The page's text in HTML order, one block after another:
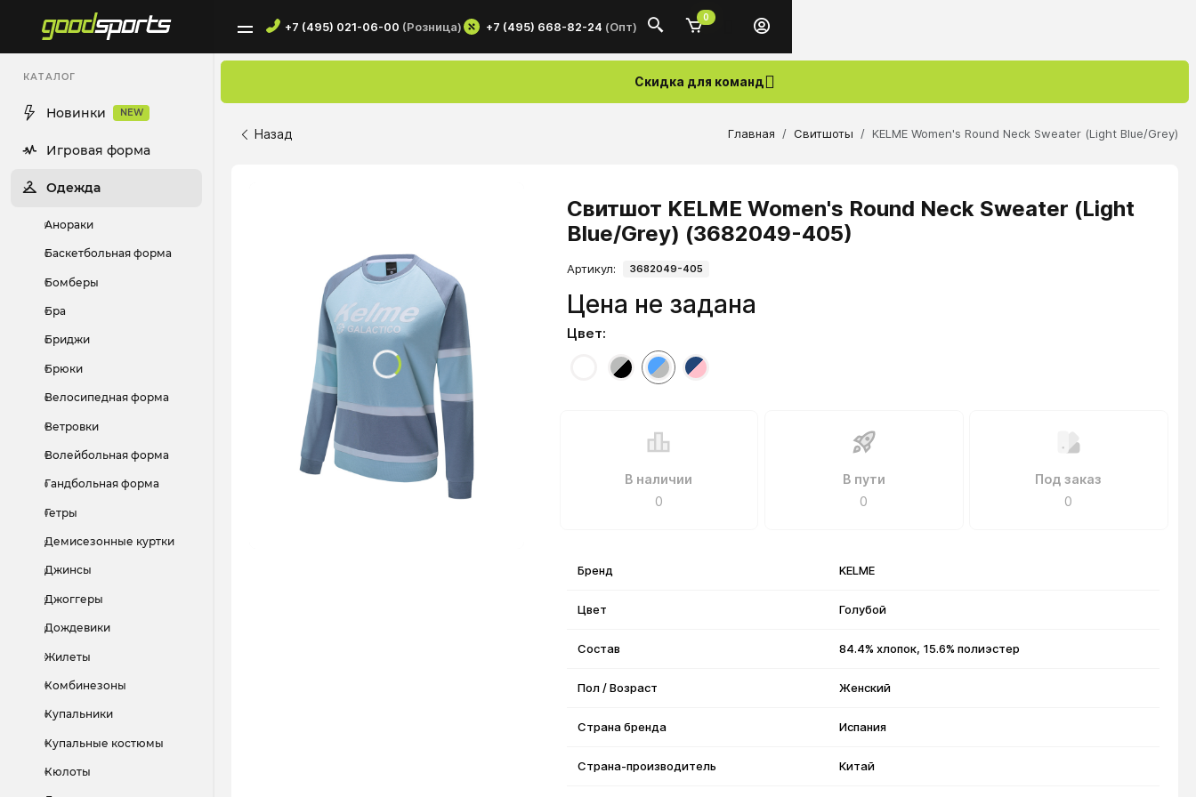
+7 (495) 021-06-00 (Розница) +7 (495) 668-82-24 (Опт)
0
КАТАЛОГ
Новинки NEW
Игровая форма
Одежда
Анораки
Баскетбольная форма
Бомберы
Бра
Бриджи
Брюки
Велосипедная форма
Ветровки
Волейбольная форма
Гандбольная форма
Гетры
Демисезонные куртки
Джинсы
Джоггеры
Дождевики
Жилеты
Комбинезоны
Купальники
Купальные костюмы
Кюлоты
Скидка для команд
Назад Главная Свитшоты KELME Women's Round Neck Sweater (Light Blue/Grey)
Свитшот KELME Women's Round Neck Sweater (Light
Blue/Grey) (3682049-405)
Артикул: 3682049-405
Цена не задана
Цвет:
В наличии
0
В пути
0
Под заказ
0
Бренд KELME
Цвет Голубой
Состав 84.4% хлопок, 15.6% полиэстер
Пол / Возраст Женский
Страна бренда Испания
Страна-производитель Китай